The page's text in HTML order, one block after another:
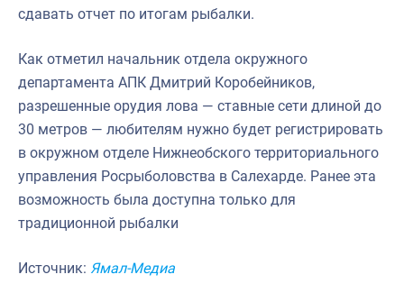
сдавать отчет по итогам рыбалки.
Как отметил начальник отдела окружного
департамента АПК Дмитрий Коробейников,
разрешенные орудия лова — ставные сети длиной до
30 метров — любителям нужно будет регистрировать
в окружном отделе Нижнеобского территориального
управления Росрыболовства в Салехарде. Ранее эта
возможность была доступна только для
традиционной рыбалки
Источник: Ямал-Медиа